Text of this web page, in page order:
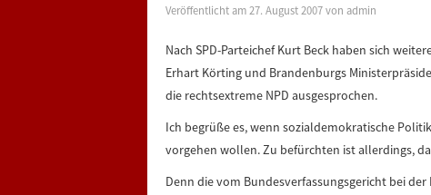
Veröffentlicht am 27. August 2007 von admin
Nach SPD-Parteichef Kurt Beck haben sich
Erhart Körting und Brandenburgs
die rechtsextreme NPD ausgesprochen.
Ich begrüße es, wenn sozialdemokratische
vorgehen wollen. Zu befürchten ist allerdings,
Denn die vom Bundesverfassungsgericht bei